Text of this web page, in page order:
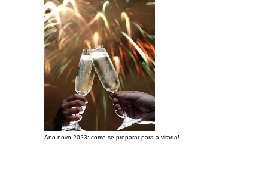
Ano novo 2023: como se preparar para a virada!